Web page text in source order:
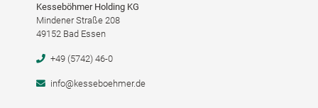
Kesseböhmer Holding KG
Mindener Straße 208
49152 Bad Essen
+49 (5742) 46-0
info@kesseboehmer.de